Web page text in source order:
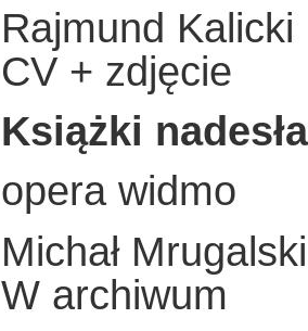
Rajmund Kalicki
CV + zdjęcie
Książki
opera widmo
Michał Mrugalski
W archiwum